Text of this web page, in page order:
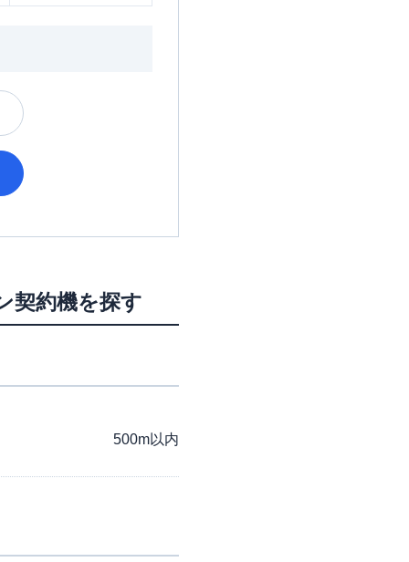
契約機を探す
500m以内